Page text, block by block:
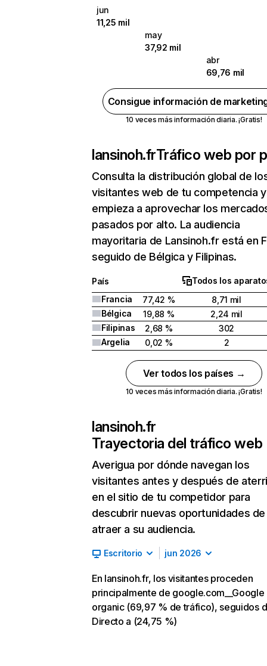
jun
11,25 mil
may
37,92 mil
abr
69,76 mil
Consigue información de
10 veces más información diaria. ¡Gratis!
lansinoh.frTráfico web por
Consulta la distribución global de
visitantes web de tu competencia y
empieza a aprovechar los
pasados por alto. La audiencia
mayoritaria de Lansinoh.fr está en
seguido de Bélgica y Filipinas.
País
Todos los
Francia
77,42 %
8,71 mil
Bélgica
19,88 %
2,24 mil
Filipinas
2,68 %
302
Argelia
0,02 % 2
Ver todos los países →
10 veces más información diaria. ¡Gratis!
lansinoh.fr
Trayectoria del tráfico web
Averigua por dónde navegan los
visitantes antes y después de
en el sitio de tu competidor para
descubrir nuevas oportunidades de
atraer a su audiencia.
Escritorio jun 2026
En lansinoh.fr, los visitantes proceden
principalmente de google.com__Google
organic (69,97 % de tráfico), seguidos
Directo a (24,75 %)